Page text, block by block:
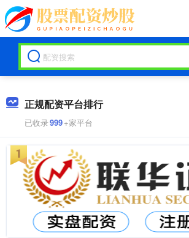
正规配资平台排行
已收录999+家平台